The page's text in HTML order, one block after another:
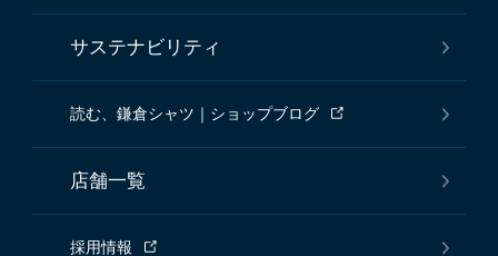
サステナビリティ
読む、鎌倉シャツ｜ショップブログ
店舗一覧
採用情報